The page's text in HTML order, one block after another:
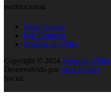
INSTITUCIONAL
Quem Somos
Fale Conosco
Notícias do Vôlei
Copyright © 2024 Jornal do Vôlei
Desenvolvido por Pixel Project
Social: